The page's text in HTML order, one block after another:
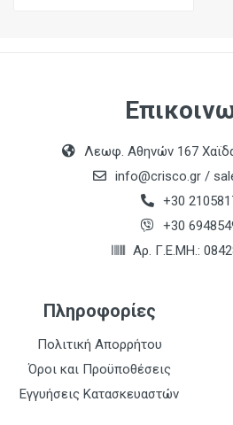
Λεωφ. Αθηνών 167
info@crisco.gr /
+30
+30
Αρ. Γ.Ε.ΜΗ.:
Πληροφορίες
Πολιτική Απορρήτου
Όροι και Προϋποθέσεις
Εγγυήσεις Κατασκευαστών